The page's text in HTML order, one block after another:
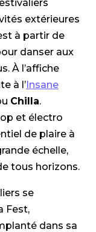
extérieures
à partir de
danser aux
À l’affiche
à l’Insane
Chilla.
et électro
de plaire à
échelle,
tous horizons.
se
Fest,
dans sa